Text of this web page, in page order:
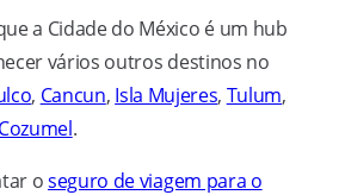
a Cidade do México é um hub
vários outros destinos no
, Cancun, Isla Mujeres, Tulum,
Cozumel.
oseguro de viagem para o